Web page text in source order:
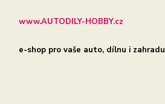
www.AUTODILY-HOBBY.cz
e-shop pro vaše auto, dílnu i zahradu